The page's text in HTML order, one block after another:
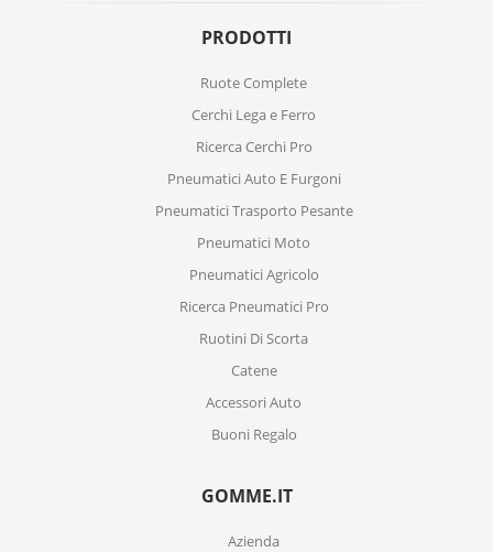
PRODOTTI
Ruote Complete
Cerchi Lega e Ferro
Ricerca Cerchi Pro
Pneumatici Auto E Furgoni
Pneumatici Trasporto Pesante
Pneumatici Moto
Pneumatici Agricolo
Ricerca Pneumatici Pro
Ruotini Di Scorta
Catene
Accessori Auto
Buoni Regalo
GOMME.IT
Azienda